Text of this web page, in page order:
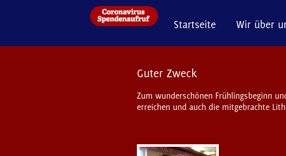
Startseite Wir über
Guter Zweck
Zum wunderschönen Frühlingsbeginn
erreichen und auch die mitgebrachte